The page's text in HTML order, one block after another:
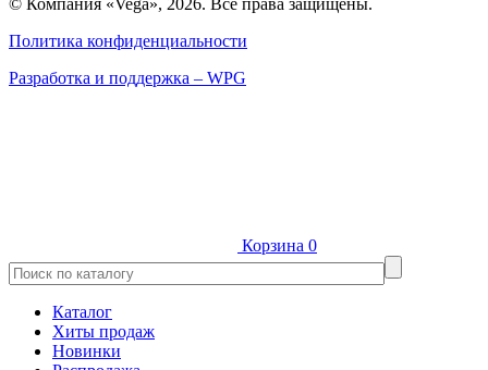
© Компания «Vega», 2026. Все права защищены.
Политика конфиденциальности
Разработка и поддержка – WPG
Корзина 0
Каталог
Хиты продаж
Новинки